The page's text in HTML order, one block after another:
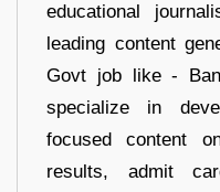
educational
leading content
Govt job like -
specialize in
focused content
results, admit